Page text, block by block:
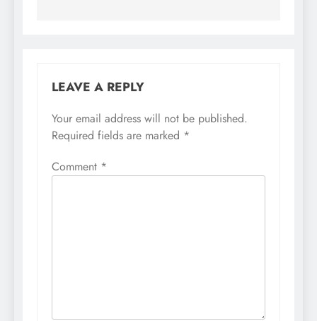
LEAVE A REPLY
Your email address will not be published.
Required fields are marked *
Comment *